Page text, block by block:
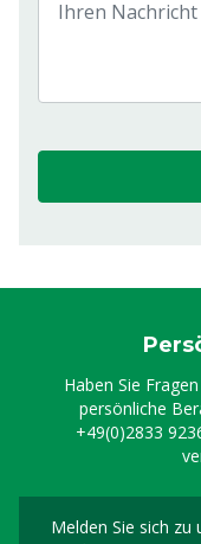
Haben Sie
persönliche
+49(0)2833
Melden Sie sich